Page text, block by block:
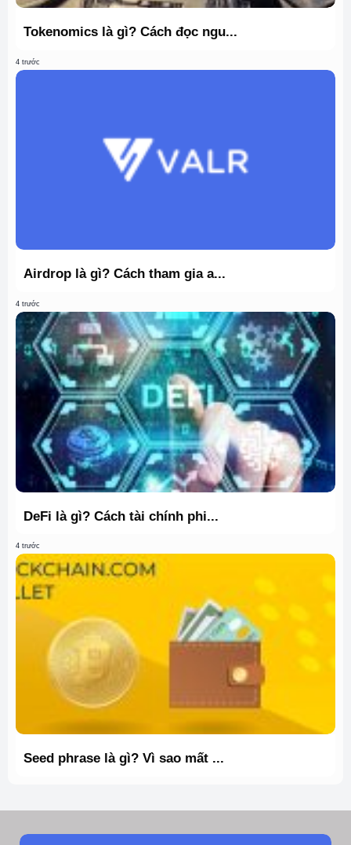
Tokenomics là gì? Cách đọc ngu...
4 trước
Airdrop là gì? Cách tham gia a...
4 trước
DeFi là gì? Cách tài chính phi...
4 trước
Seed phrase là gì? Vì sao mất ...